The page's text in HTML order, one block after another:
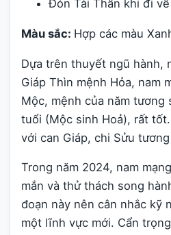
Đón Tài Thần khi đi
Màu sắc: Hợp các màu
Dựa trên thuyết ngũ hành,
Giáp Thìn mệnh Hỏa, nam
Mộc, mệnh của năm tương
tuổi (Mộc sinh Hoả), rất
với can Giáp, chi Sửu
Trong năm 2024, nam
mắn và thử thách song
đoạn này nên cân nhắc kỹ
một lĩnh vực mới. Cẩn